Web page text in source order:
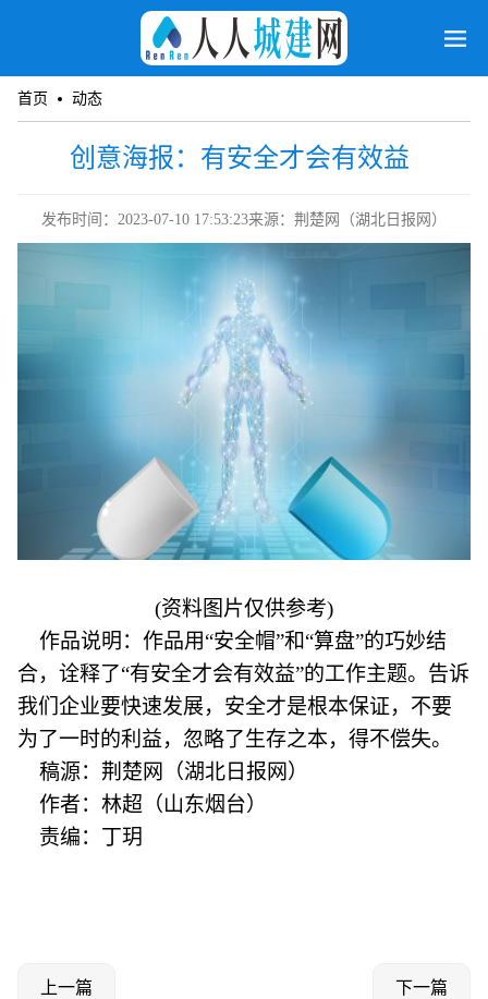
首页 动态
创意海报：有安全才会有效益
发布时间：2023-07-10 17:53:23来源：荆楚网（湖北日报网）
(资料图片仅供参考)
作品说明 ：作品用“安全帽”和“算盘”的巧妙结
合，诠释了“有安全才会有效益”的工作主题。告诉
我们企业要快速发展，安全才是根本保证，不要
为了一时的利益，忽略了生存之本，得不偿失。
稿源：荆楚网（湖北日报网）
作者：林超（山东烟台）
责编：丁玥
上一篇 下一篇